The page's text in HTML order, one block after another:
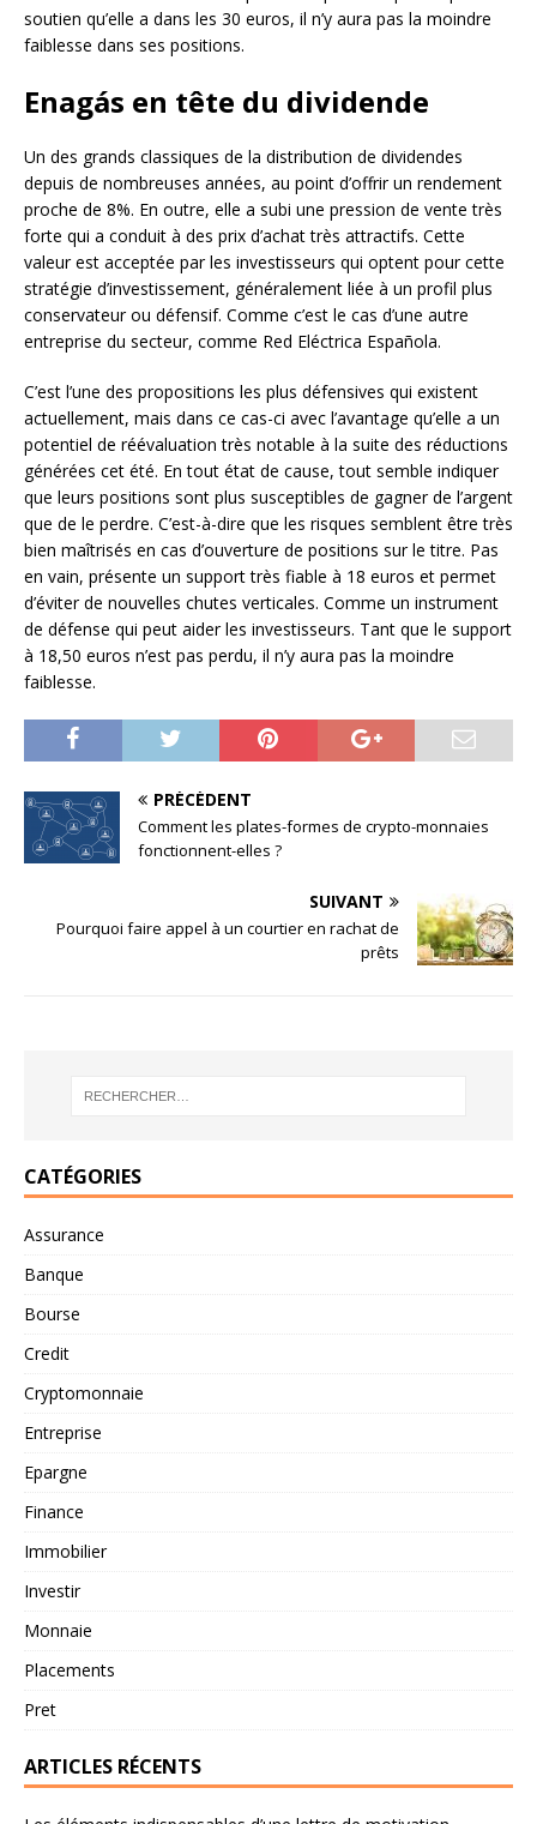
soutien qu’elle a dans les 30 euros, il n’y aura pas la moindre
faiblesse dans ses positions.
Enagás en tête du dividende
Un des grands classiques de la distribution de dividendes
depuis de nombreuses années, au point d’offrir un rendement
proche de 8%. En outre, elle a subi une pression de vente très
forte qui a conduit à des prix d’achat très attractifs. Cette
valeur est acceptée par les investisseurs qui optent pour cette
stratégie d’investissement, généralement liée à un profil plus
conservateur ou défensif. Comme c’est le cas d’une autre
entreprise du secteur, comme Red Eléctrica Española.
C’est l’une des propositions les plus défensives qui existent
actuellement, mais dans ce cas-ci avec l’avantage qu’elle a un
potentiel de réévaluation très notable à la suite des réductions
générées cet été. En tout état de cause, tout semble indiquer
que leurs positions sont plus susceptibles de gagner de l’argent
que de le perdre. C’est-à-dire que les risques semblent être très
bien maîtrisés en cas d’ouverture de positions sur le titre. Pas
en vain, présente un support très fiable à 18 euros et permet
d’éviter de nouvelles chutes verticales. Comme un instrument
de défense qui peut aider les investisseurs. Tant que le support
à 18,50 euros n’est pas perdu, il n’y aura pas la moindre
faiblesse.
PRÉCÉDENT
Comment les plates-formes de crypto-monnaies
fonctionnent-elles ?
SUIVANT
Pourquoi faire appel à un courtier en rachat de
prêts
CATÉGORIES
Assurance
Banque
Bourse
Credit
Cryptomonnaie
Entreprise
Epargne
Finance
Immobilier
Investir
Monnaie
Placements
Pret
ARTICLES RÉCENTS